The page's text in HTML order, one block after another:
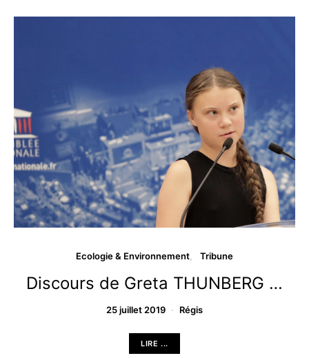
Ecologie & Environnement Tribune
Discours de Greta THUNBERG …
25 juillet 2019 Régis
LIRE ...